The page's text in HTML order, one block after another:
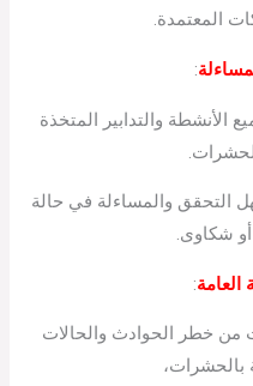
المعتمدة.
:
الأنشطة والتدابير المتخذة
التحقق والمساءلة في حالة
شكاوى.
العامة:
من خطر الحوادث والحالات
بالحشرات،